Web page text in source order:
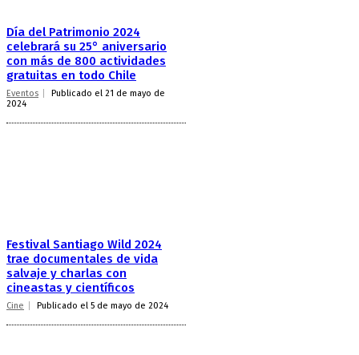
Día del Patrimonio 2024
celebrará su 25° aniversario
con más de 800 actividades
gratuitas en todo Chile
Eventos
Publicado el 21 de mayo de
2024
Festival Santiago Wild 2024
trae documentales de vida
salvaje y charlas con
cineastas y científicos
Cine Publicado el 5 de mayo de 2024